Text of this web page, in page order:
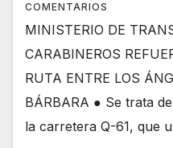
COMENTARIOS
MINISTERIO DE
CARABINEROS
RUTA ENTRE LOS
BÁRBARA ● Se trata
la carretera Q-61, que